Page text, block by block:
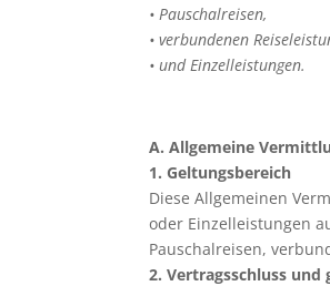
• Pauschalreisen,
• verbundenen
• und Einzelleistungen.
A. Allgemeine
1. Geltungsbereich
Diese Allgemeinen
oder Einzelleistungen
Pauschalreisen,
2. Vertragsschluss